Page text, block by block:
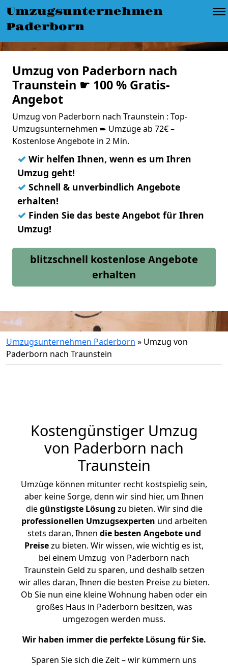
Umzugsunternehmen
Paderborn
Umzug von Paderborn nach
Traunstein ☛ 100 % Gratis-
Angebot
Umzug von Paderborn nach Traunstein : Top-
Umzugsunternehmen ➨ Umzüge ab 72€ –
Kostenlose Angebote in 2 Min.
✓ Wir helfen Ihnen, wenn es um Ihren
Umzug geht!
✓ Schnell & unverbindlich Angebote
erhalten!
✓ Finden Sie das beste Angebot für Ihren
Umzug!
blitzschnell kostenlose Angebote
erhalten
Umzugsunternehmen Paderborn » Umzug von
Paderborn nach Traunstein
Kostengünstiger Umzug
von Paderborn nach
Traunstein
Umzüge können mitunter recht kostspielig sein,
aber keine Sorge, denn wir sind hier, um Ihnen
diegünstigste Lösung zu bieten. Wir sind die
professionellen Umzugsexperten und arbeiten
stets daran, Ihnen die besten Angebote und
Preisezu bieten. Wir wissen, wie wichtig es ist,
bei einem Umzug von Paderborn nach
Traunstein Geld zu sparen, und deshalb setzen
wir alles daran, Ihnen die besten Preise zu bieten.
Ob Sie nun eine kleine Wohnung haben oder ein
großes Haus in Paderborn besitzen, was
umgezogen werden muss.
Wir haben immer die perfekte Lösung für Sie.
Sparen Sie sich die Zeit – wir kümmern uns